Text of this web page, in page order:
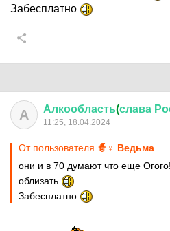
Забесплатно
А Алкообласть(слава
11:25, 18.04.2024
От пользователя 🧙♀ Ведьма
они и в 70 думают что еще
облизать
Забесплатно